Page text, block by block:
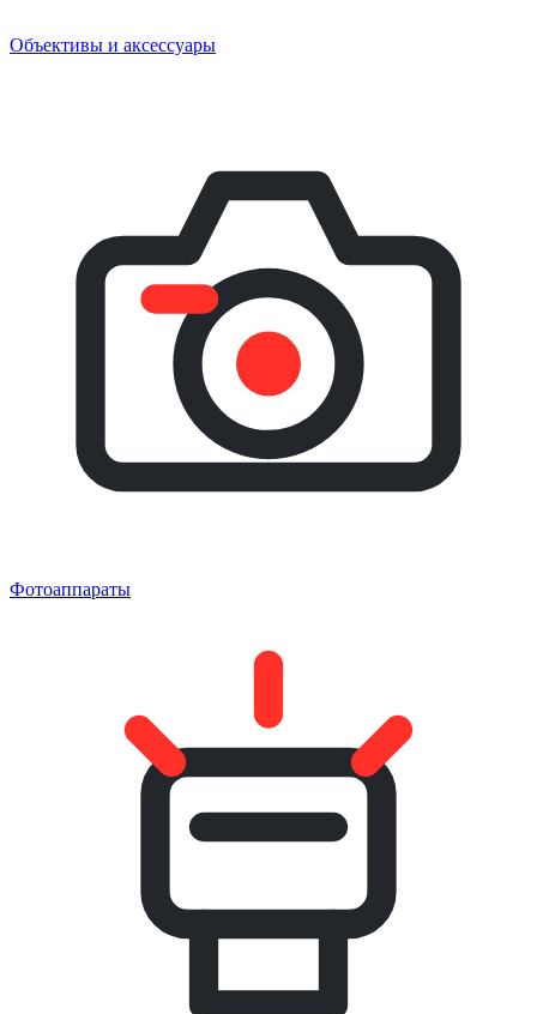
Объективы и аксессуары
Фотоаппараты